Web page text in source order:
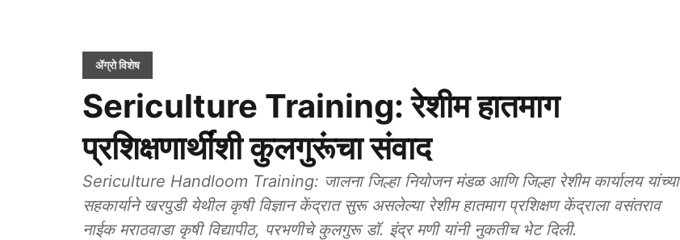
ॲग्रो विशेष
Sericulture Training: रेशीम हातमाग
प्रशिक्षणार्थींशी कुलगुरूंचा संवाद
Sericulture Handloom Training: जालना जिल्हा नियोजन मंडळ आणि जिल्हा रेशीम कार्यालय यांच्या
सहकार्याने खरपुडी येथील कृषी विज्ञान केंद्रात सुरू असलेल्या रेशीम हातमाग प्रशिक्षण केंद्राला वसंतराव
नाईक मराठवाडा कृषी विद्यापीठ, परभणीचे कुलगुरू डॉ. इंद्र मणी यांनी नुकतीच भेट दिली.